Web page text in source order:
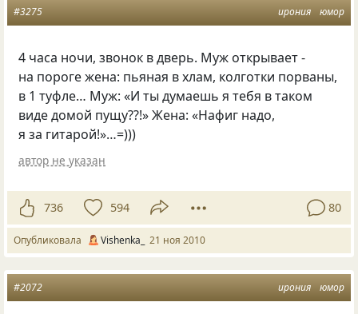
ирония юмор
#3275
4 часа ночи, звонок в дверь. Муж открывает -
на пороге жена: пьяная в хлам, колготки порваны,
в 1 туфле… Муж: «И ты думаешь я тебя в таком
виде домой пущу??!» Жена: «Нафиг надо,
я за гитарой!»…=)))
автор не указан
736 594 80
Опубликовала Vishenka_ 21 ноя 2010
ирония юмор
#2072